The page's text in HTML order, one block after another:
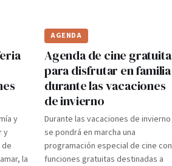
y
y
la
AGENDA
Agenda de cine gratuita
para disfrutar en familia
durante las vacaciones
de invierno
Durante las vacaciones de invierno
se pondrá en marcha una
programación especial de cine con
funciones gratuitas destinadas a